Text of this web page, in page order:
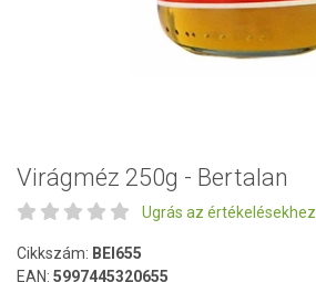
Virágméz 250g - Bertalan
Ugrás az értékelésekhez
Cikkszám: BEI655
EAN: 5997445320655